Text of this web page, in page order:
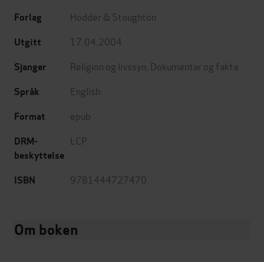
Forlag Hodder & Stoughton
Utgitt 17.04.2004
Sjanger Religion og livssyn Dokumentar og fakta
Språk English
Format epub
DRM-
beskyttelse
LCP
ISBN 9781444727470
Om boken